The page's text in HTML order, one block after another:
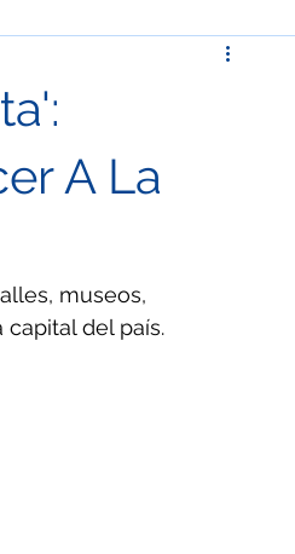
Fenómeno natural
Marchas y protestas
A La
museos,
del país.